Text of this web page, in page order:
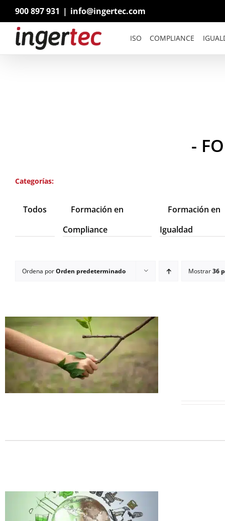
contenido
900 897 931 | info@ingertec.com
ISO COMPLIANCE
-
Categorías:
Todos
Formación en
Compliance
Formación en
Igualdad
Ordena porOrden predeterminado Mostrar36